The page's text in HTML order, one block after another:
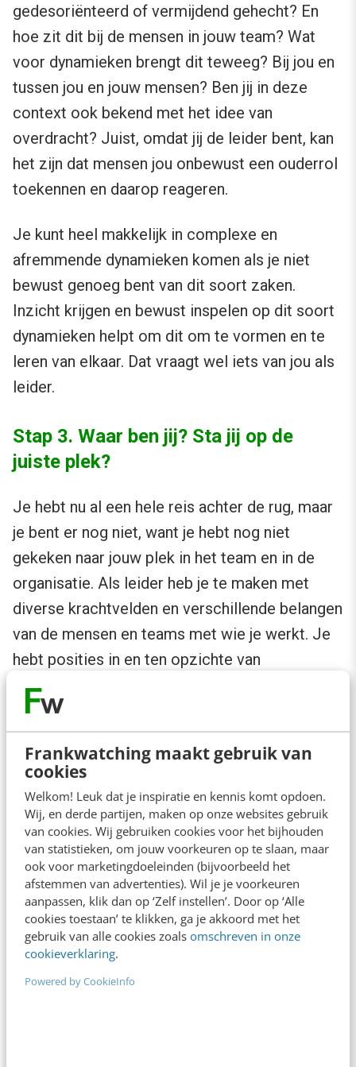
Frankwatching maakt gebruik van
cookies
Welkom! Leuk dat je inspiratie en kennis komt opdoen.
Wij, en derde partijen, maken op onze websites gebruik
van cookies. Wij gebruiken cookies voor het bijhouden
van statistieken, om jouw voorkeuren op te slaan, maar
ook voor marketingdoeleinden (bijvoorbeeld het
afstemmen van advertenties). Wil je je voorkeuren
aanpassen, klik dan op ‘Zelf instellen’. Door op ‘Alle
cookies toestaan’ te klikken, ga je akkoord met het
gebruik van alle cookies zoals omschreven in onze
cookieverklaring.
Powered by CookieInfo
gedesoriënteerd of vermijdend gehecht? En
hoe zit dit bij de mensen in jouw team? Wat
voor dynamieken brengt dit teweeg? Bij jou en
tussen jou en jouw mensen? Ben jij in deze
context ook bekend met het idee van
overdracht? Juist, omdat jij de leider bent, kan
het zijn dat mensen jou onbewust een ouderrol
toekennen en daarop reageren.
Je kunt heel makkelijk in complexe en
afremmende dynamieken komen als je niet
bewust genoeg bent van dit soort zaken.
Inzicht krijgen en bewust inspelen op dit soort
dynamieken helpt om dit om te vormen en te
leren van elkaar. Dat vraagt wel iets van jou als
leider.
Stap 3. Waar ben jij? Sta jij op de
juiste plek?
Je hebt nu al een hele reis achter de rug, maar
je bent er nog niet, want je hebt nog niet
gekeken naar jouw plek in het team en in de
organisatie. Als leider heb je te maken met
diverse krachtvelden en verschillende belangen
van de mensen en teams met wie je werkt. Je
hebt posities in en ten opzichte van
verschillende teams: je werkt in en met jouw
eigen team en je hebt standpunten en
verantwoording binnen het MT. Wanneer ga je
mee, wanneer ben je assertief?
Wat hieronder zit: welke plek neem je waar in?
Heb jij helder waar jij systemisch op de juiste
plek zit? Of ben jij zoekende? Wanneer dien jij?
Wanneer gebruik jij je macht? En voor welk
doel? En waar floreer jij vanuit wie jij in de
essentie bent? Als je bekend ben met
systemisch werken, herken je dit soort vragen
vast. Er zijn diverse manieren om erachter te